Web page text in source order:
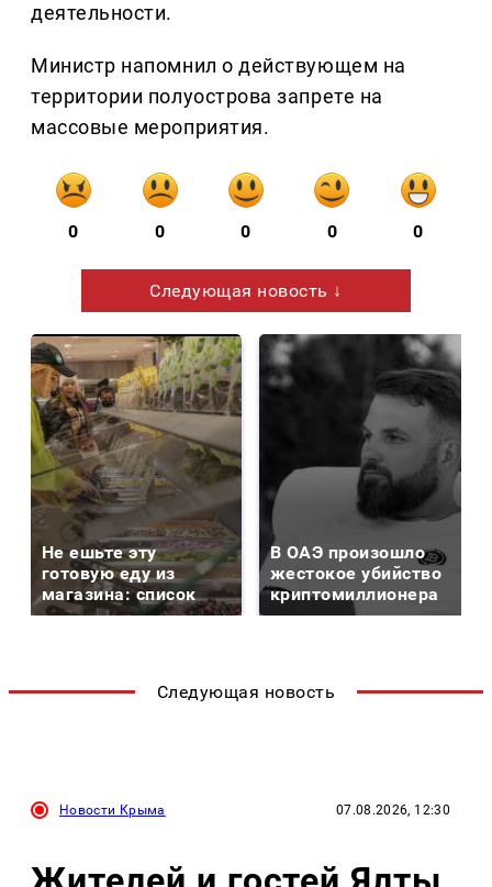
деятельности.
Министр напомнил о действующем на
территории полуострова запрете на
массовые мероприятия.
0 0 0 0 0
Следующая новость ↓
Не ешьте эту
готовую еду из
магазина: список
В ОАЭ произошло
жестокое убийство
криптомиллионера
Следующая новость
Новости Крыма 07.08.2026, 12:30